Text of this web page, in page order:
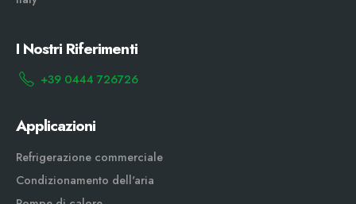
I Nostri Riferimenti
+39 0444 726726
Applicazioni
Refrigerazione commerciale
Condizionamento dell'aria